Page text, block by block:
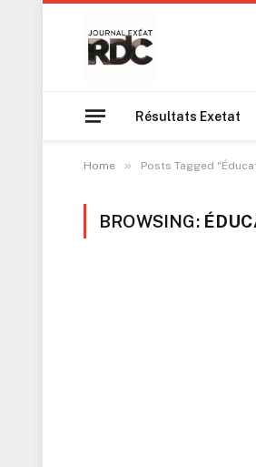
Résultats Exetat
Home » Posts Tagged
BROWSING: